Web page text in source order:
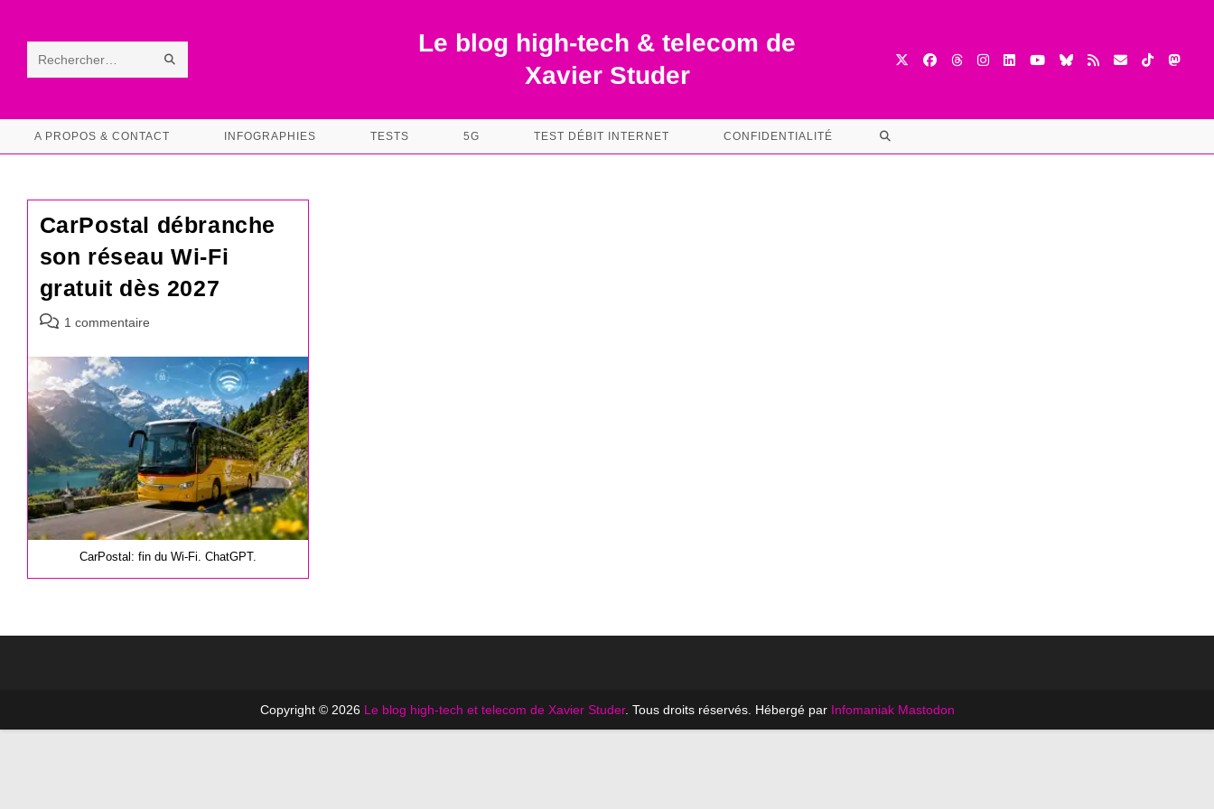
contentRechercher
ce RECHERCHE
Le blog high-tech & telecom de
Xavier Studer
A PROPOS & CONTACT INFOGRAPHIES TESTS 5G TEST DÉBIT INTERNET CONFIDENTIALITÉ TOGGLE
CarPostal débranche
son réseau Wi-Fi
gratuit dès 2027
Commentaires
la
publication :
1 commentaire
CarPostal: fin du Wi-Fi. ChatGPT.
Copyright © 2026 Le blog high-tech et telecom de Xavier Studer. Tous droits réservés. Hébergé par Infomaniak Mastodon